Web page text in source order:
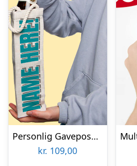
Personlig Gavepose til vin med Tekst
kr. 109,00